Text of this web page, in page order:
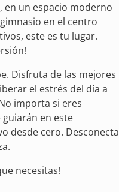
en un espacio moderno
en el centro
este es tu lugar.
Disfruta de las mejores
el estrés del día a
importa si eres
en este
desde cero. Desconecta
necesitas!